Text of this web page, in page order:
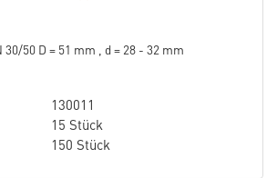
30/50 D = 51 mm , d = 28 - 32 mm
130011
15 Stück
150 Stück